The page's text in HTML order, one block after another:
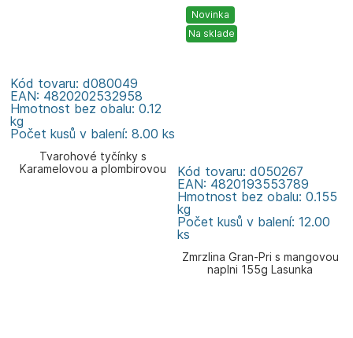
Kód tovaru: d080049
EAN: 4820202532958
Hmotnost bez obalu: 0.12
kg
Počet kusů v balení: 8.00 ks
Tvarohové tyčínky s
Karamelovou a plombirovou
Novinka
Na sklade
Kód tovaru: d050267
EAN: 4820193553789
Hmotnost bez obalu: 0.155
kg
Počet kusů v balení: 12.00
ks
Zmrzlina Gran-Pri s mangovou
naplni 155g Lasunka